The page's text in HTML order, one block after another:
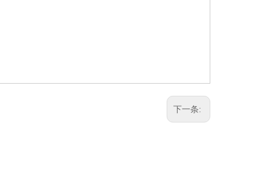
下一条: